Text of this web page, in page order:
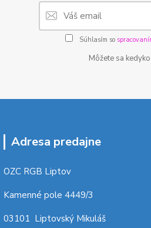
Súhlasím so
Môžete sa
Adresa predajne
OZC RGB Liptov
Kamenné pole 4449/3
03101 Liptovský Mikuláš